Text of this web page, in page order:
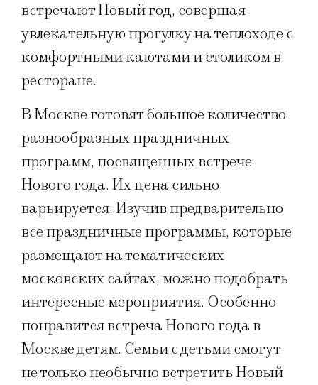
встречают Новый год, совершая
увлекательную прогулку на теплоходе с
комфортными каютами и столиком в
ресторане.
В Москве готовят большое количество
разнообразных праздничных
программ, посвященных встрече
Нового года. Их цена сильно
варьируется. Изучив предварительно
все праздничные программы, которые
размещают на тематических
московских сайтах, можно подобрать
интересные мероприятия. Особенно
понравится встреча Нового года в
Москве детям. Семьи с детьми смогут
не только необычно встретить Новый